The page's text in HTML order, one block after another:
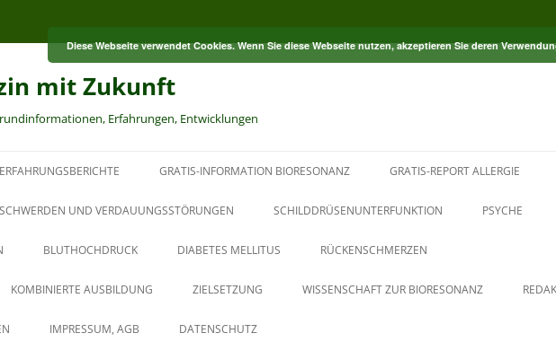
mit Zukunft
Erfahrungen, Entwicklungen
ERFAHRUNGSBERICHTE GRATIS-INFORMATION BIORESONANZ GRATIS-REPORT ALLERGIE
UND VERDAUUNGSSTÖRUNGEN SCHILDDRÜSENUNTERFUNKTION PSYCHE
BLUTHOCHDRUCK DIABETES MELLITUS RÜCKENSCHMERZEN
KOMBINIERTE AUSBILDUNG
AUS DER PAUL-SCHMIDT-
ZIELSETZUNG WISSENSCHAFT ZUR BIORESONANZ
IMPRESSUM, AGB DATENSCHUTZ
Diese Webseite verwendet Cookies. Wenn Sie diese Webseite nutzen, akzeptieren Sie deren